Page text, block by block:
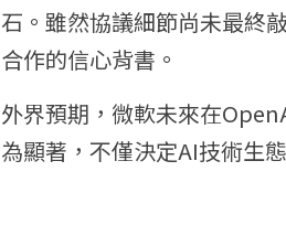
石。雖然協議細節尚未最終
合作的信心背書。
外界預期，微軟未來在
為顯著，不僅決定AI技術生